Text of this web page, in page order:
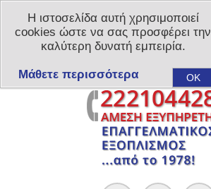
Η ιστοσελίδα αυτή χρησιμοποιεί
cookies ώστε να σας προσφέρει την
καλύτερη δυνατή εμπειρία.
OK
Μάθετε περισσότερα